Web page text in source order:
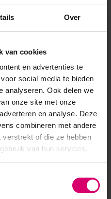
Over
van cookies
en advertenties te
social media te bieden
analyseren. Ook delen we
onze site met onze
en analyse. Deze
combineren met andere
verstrekt of die ze hebben
van hun services.